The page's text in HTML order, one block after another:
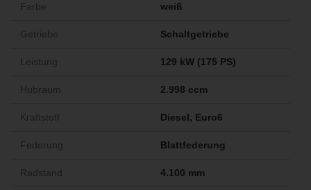
Farbe weiß
Getriebe Schaltgetriebe
Leistung 129 kW (175 PS)
Hubraum 2.998 ccm
Kraftstoff Diesel, Euro6
Federung Blattfederung
Radstand 4.100 mm